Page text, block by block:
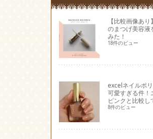
【比較画像あ
のまつげ美容液
みた！
18件のビュー
excelネイルポ
可愛すぎる件！
ピンクと比較し
8件のビュー